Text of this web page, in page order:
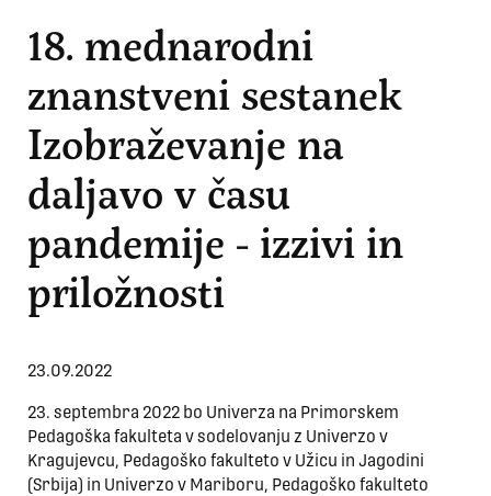
18. mednarodni
znanstveni sestanek
Izobraževanje na
daljavo v času
pandemije - izzivi in
priložnosti
23.09.2022
23. septembra 2022 bo Univerza na Primorskem
Pedagoška fakulteta v sodelovanju z Univerzo v
Kragujevcu, Pedagoško fakulteto v Užicu in Jagodini
(Srbija) in Univerzo v Mariboru, Pedagoško fakulteto